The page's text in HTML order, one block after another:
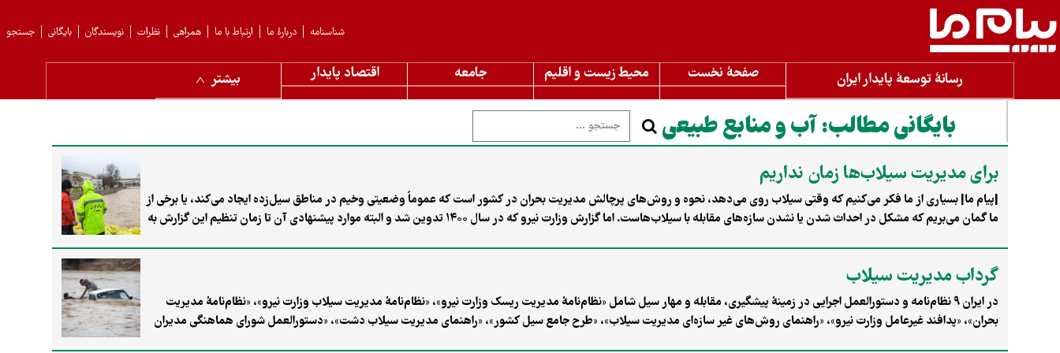
جستجو بایگانی نویسندگان نظرات همراهی ارتباط با ما دربارهٔ ما شناسنامه
رسانۀ توسعۀ پایدار ایران صفحۀ نخست محیط زیست و اقلیم جامعه اقتصاد پایدار بیشتر
بایگانی مطالب:آب و منابع طبیعی
برای مدیریت سیلاب‌ها زمان نداریم
|پیام ما| بسیاری از ما فکر می‌کنیم که وقتی سیلاب روی می‌دهد، نحوه و روش‌های پرچالش مدیریت بحران در کشور است که عموماً وضعیتی وخیم در مناطق سیل‌زده ایجاد می‌کند، یا برخی از
ما گمان می‌بریم که مشکل در احداث شدن یا نشدن سازه‌های مقابله با سیلاب‌هاست. اما گزارش وزارت نیرو که در سال ۱۴۰۰ تدوین شد و البته موارد پیشنهادی آن تا زمان تنظیم این گزارش به
گرداب مدیریت سیلاب
در ایران ۹ نظام‌نامه‌ و دستورالعمل‌ اجرایی در زمینهٔ پیشگیری، مقابله و مهار سیل شامل «نظام‌نامهٔ مدیریت ریسک وزارت نیرو»، «نظام‌نامهٔ مدیریت سیلاب وزارت نیرو»، «نظام‌نامهٔ مدیریت
بحران»، «پدافند غیرعامل وزارت نیرو»، «راهنمای روش‌های غیر سازه‌ای مدیریت سیلاب»، «طرح جامع سیل کشور»، «راهنمای مدیریت سیلاب دشت»، «دستورالعمل شورای هماهنگی مدیران